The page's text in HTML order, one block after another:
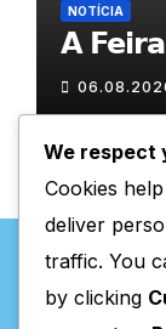
NOTÍCIA
𝗔
We respect
Cookies
deliver
traffic. You
by clicking